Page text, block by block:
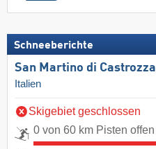
Schneeberichte
San Martino di Castrozza
Italien
Skigebiet geschlossen
0 von 60 km Pisten offen